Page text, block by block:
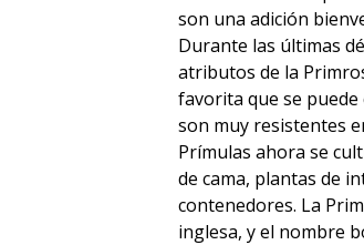
son una adición
Durante las últimas
atributos de la
favorita que se
son muy resistentes
Prímulas ahora se
de cama, plantas de
contenedores. La
inglesa, y el nombre